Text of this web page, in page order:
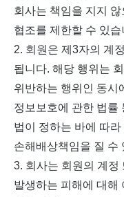
회사는 책임을 지지 않
협조를 제한할 수 있습
2. 회원은 제 3자의 계
됩니다. 해당 행위는
위반하는 행위인 동시
정보보호에 관한 법률
법이 정하는 바에 따
손해배상책임을 질 수
3. 회사는 회원의 계정
발생하는 피해에 대해